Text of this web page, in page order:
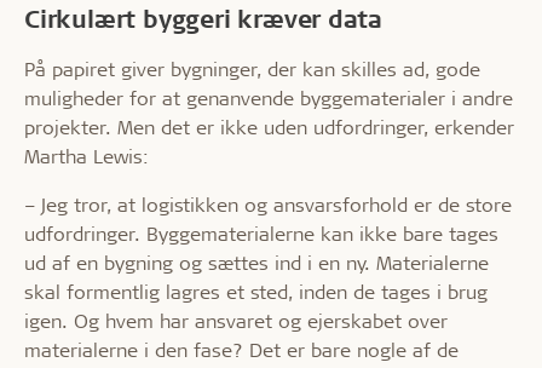
Cirkulært byggeri kræver data
På papiret giver bygninger, der kan skilles ad, gode
muligheder for at genanvende byggematerialer i andre
projekter. Men det er ikke uden udfordringer, erkender
Martha Lewis:
– Jeg tror, at logistikken og ansvarsforhold er de store
udfordringer. Byggematerialerne kan ikke bare tages
ud af en bygning og sættes ind i en ny. Materialerne
skal formentlig lagres et sted, inden de tages i brug
igen. Og hvem har ansvaret og ejerskabet over
materialerne i den fase? Det er bare nogle af de